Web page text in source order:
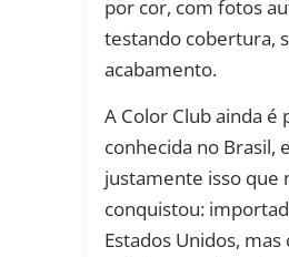
por cor, com fotos
testando cobertura,
acabamento.
A Color Club ainda é
conhecida no Brasil,
justamente isso que
conquistou:
Estados Unidos,